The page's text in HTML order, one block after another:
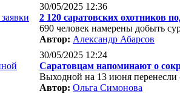
30/05/2025 12:36
2 120 саратовских охотников
690 человек намерены добыть
Автор: Александр Абарсов
30/05/2025 12:24
Саратовцам напоминают о
Выходной на 13 июня перенесли
Автор: Ольга Симонова